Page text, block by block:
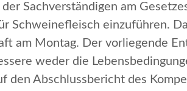
Sachverständigen am
Schweinefleisch einzuführen.
am Montag. Der vorliegende
weder die
den Abschlussbericht des